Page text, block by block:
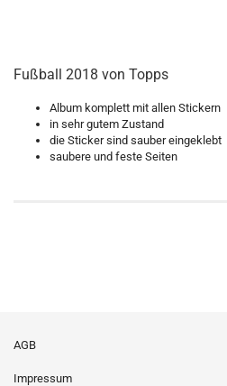
Fußball 2018 von Topps
Album komplett mit allen Stickern
in sehr gutem Zustand
die Sticker sind sauber eingeklebt
saubere und feste Seiten
AGB
Impressum